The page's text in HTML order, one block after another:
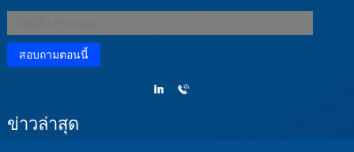
ข่าวล่าสุด